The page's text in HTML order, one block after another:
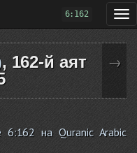
6:162
, 162-й аят
→
на Quranic Arabic